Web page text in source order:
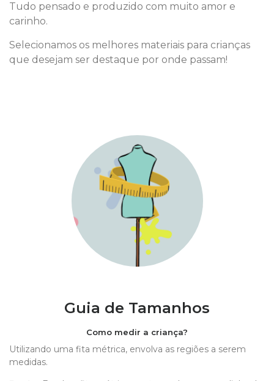
Tudo pensado e produzido com muito amor e
carinho.
Selecionamos os melhores materiais para crianças
que desejam ser destaque por onde passam!
Guia de Tamanhos
Como medir a criança?
Utilizando uma fita métrica, envolva as regiões a serem
medidas.